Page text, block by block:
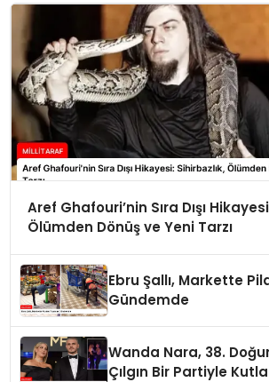
Aref Ghafouri’nin Sıra Dışı
Ölümden Dönüş ve Yeni Tarzı
Ebru Şallı, Markette
Gündemde
Wanda Nara, 38.
Çılgın Bir Partiyle